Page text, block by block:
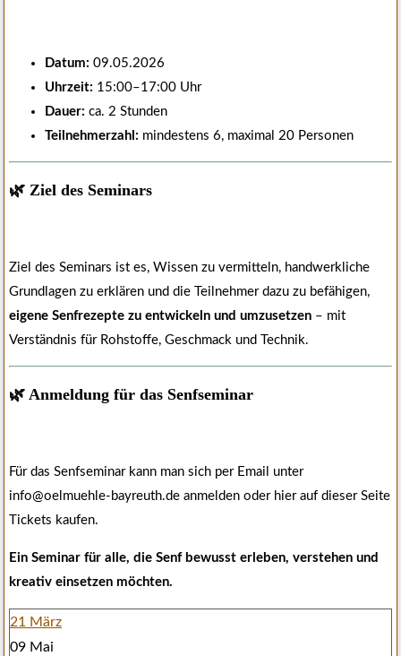
Datum: 09.05.2026
Uhrzeit: 15:00–17:00 Uhr
Dauer: ca. 2 Stunden
Teilnehmerzahl: mindestens 6, maximal 20 Personen
🌿 Ziel des Seminars
Ziel des Seminars ist es, Wissen zu vermitteln, handwerkliche
Grundlagen zu erklären und die Teilnehmer dazu zu befähigen,
eigene Senfrezepte zu entwickeln und umzusetzen – mit
Verständnis für Rohstoffe, Geschmack und Technik.
🌿 Anmeldung für das Senfseminar
Für das Senfseminar kann man sich per Email unter
info@oelmuehle-bayreuth.de anmelden oder hier auf dieser Seite
Tickets kaufen.
Ein Seminar für alle, die Senf bewusst erleben, verstehen und
kreativ einsetzen möchten.
21 März
09 Mai